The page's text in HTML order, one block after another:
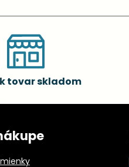
tovar skladom